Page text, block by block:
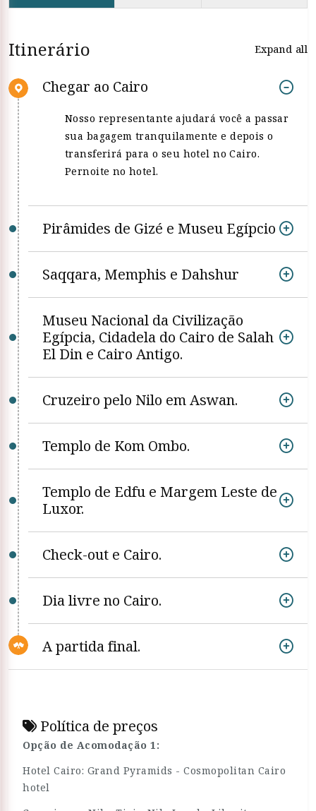
Itinerário Expand all
Chegar ao Cairo
Nosso representante ajudará você a passar
sua bagagem tranquilamente e depois o
transferirá para o seu hotel no Cairo.
Pernoite no hotel.
Pirâmides de Gizé e Museu Egípcio
Saqqara, Memphis e Dahshur
Museu Nacional da Civilização
Egípcia, Cidadela do Cairo de Salah
El Din e Cairo Antigo.
Cruzeiro pelo Nilo em Aswan.
Templo de Kom Ombo.
Templo de Edfu e Margem Leste de
Luxor.
Check-out e Cairo.
Dia livre no Cairo.
A partida final.
Política de preços
Opção de Acomodação 1:
Hotel Cairo: Grand Pyramids - Cosmopolitan Cairo
hotel